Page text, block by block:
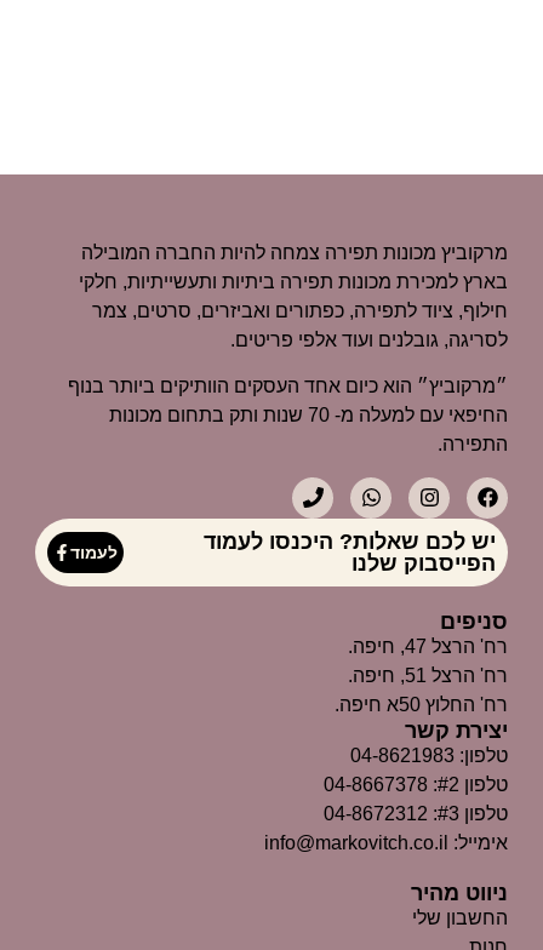
מרקוביץ מכונות תפירה צמחה להיות החברה המובילה
בארץ למכירת מכונות תפירה ביתיות ותעשייתיות, חלקי
חילוף, ציוד לתפירה, כפתורים ואביזרים, סרטים, צמר
לסריגה, גובלנים ועוד אלפי פריטים.
״מרקוביץ״ הוא כיום אחד העסקים הוותיקים ביותר בנוף
החיפאי עם למעלה מ- 70 שנות ותק בתחום מכונות
התפירה.
יש לכם שאלות? היכנסו לעמוד
הפייסבוק שלנו
לעמוד
ניווט מהיר
החשבון שלי
סניפים
רח' הרצל 47, חיפה.
רח' הרצל 51, חיפה.
רח' החלוץ 50א חיפה.
יצירת קשר
טלפון: 04-8621983
טלפון #2: 04-8667378
טלפון #3: 04-8672312
אימייל: info@markovitch.co.il